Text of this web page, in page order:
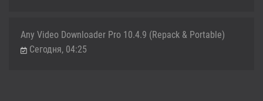
Any Video Downloader Pro 10.4.9 (Repack & Portable)
Сегодня, 04:25